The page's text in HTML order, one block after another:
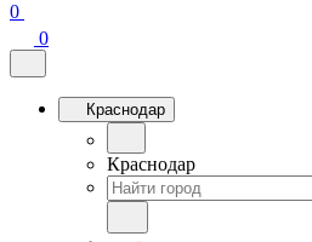
0
0
Краснодар
Краснодар